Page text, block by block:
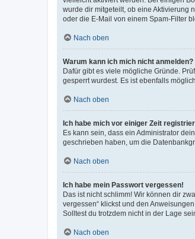
wurde dir mitgeteilt, ob eine Aktivierung
oder die E-Mail von einem Spam-Filter
Nach oben
Warum kann ich mich nicht anmelden?
Dafür gibt es viele mögliche Gründe.
gesperrt wurdest. Es ist ebenfalls
Nach oben
Ich habe mich vor einiger Zeit
Es kann sein, dass ein Administrator
geschrieben haben, um die
Nach oben
Ich habe mein Passwort vergessen!
Das ist nicht schlimm! Wir können dir
vergessen“ klickst und den
Solltest du trotzdem nicht in der Lage
Nach oben